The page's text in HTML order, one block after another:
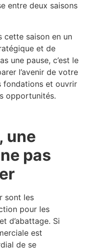
entre deux saisons
cette saison en un
et de
une pause, c’est le
l’avenir de votre
fondations et ouvrir
opportunités.
une
pas
sont les
pour les
d’abattage. Si
est
de se